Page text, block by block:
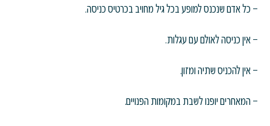
– כל אדם שנכנס למופע בכל גיל מחויב בכרטיס כניסה.
– אין כניסה לאולם עם עגלות.
– אין להכניס שתיה ומזון.
– המאחרים יופנו לשבת במקומות הפנויים.